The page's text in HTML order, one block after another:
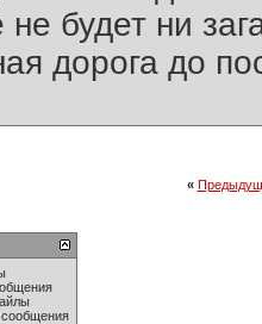
будет ни
дорога до
«
сообщения